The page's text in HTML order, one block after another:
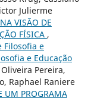
Julierme
VISÃO DE
FÍSICA ,
Filosofia e
e Educação
Pereira,
Raphael Raniere
UM PROGRAMA